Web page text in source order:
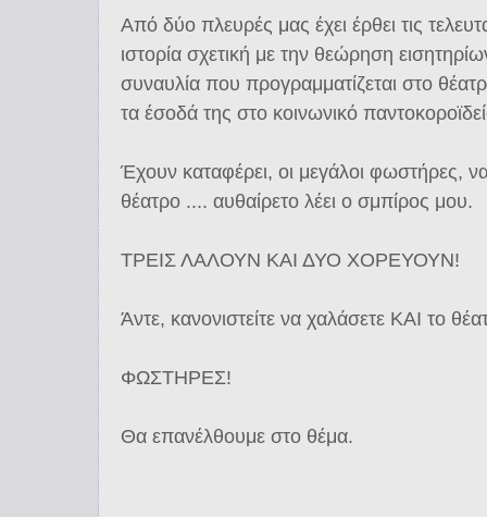
Από δύο πλευρές μας έχει έρθει τις
ιστορία σχετική με την θεώρηση
συναυλία που προγραμματίζεται στο
τα έσοδά της στο κοινωνικό
Έχουν καταφέρει, οι μεγάλοι φωστήρες,
θέατρο .... αυθαίρετο λέει ο σμπίρος μου.
ΤΡΕΙΣ ΛΑΛΟΥΝ ΚΑΙ ΔΥΟ ΧΟΡΕΥΟΥΝ!
Άντε, κανονιστείτε να χαλάσετε ΚΑΙ το
ΦΩΣΤΗΡΕΣ!
Θα επανέλθουμε στο θέμα.